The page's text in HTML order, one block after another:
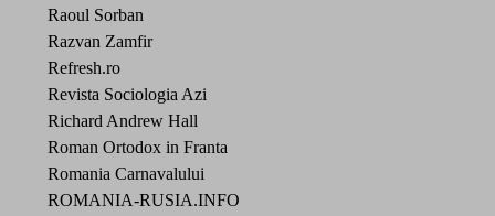
Raoul Sorban
Razvan Zamfir
Refresh.ro
Revista Sociologia Azi
Richard Andrew Hall
Roman Ortodox in Franta
Romania Carnavalului
ROMANIA-RUSIA.INFO